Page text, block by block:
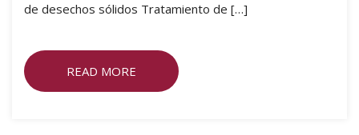
de desechos sólidos Tratamiento de […]
READ MORE